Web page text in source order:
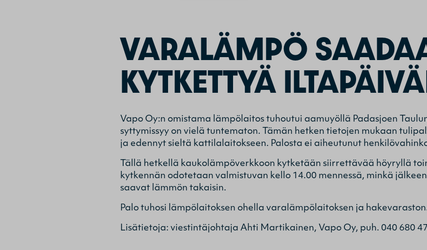
VARALÄMPÖ
KYTKETTYÄ
Vapo Oy:n omistama lämpölaitos tuhoutui aamuyöllä Padasjoen
syttymissyy on vielä tuntematon. Tämän hetken tietojen mukaan
ja edennyt sieltä kattilalaitokseen. Palosta ei aiheutunut
Tällä hetkellä kaukolämpöverkkoon kytketään siirrettävää höyryllä
kytkennän odotetaan valmistuvan kello 14.00 mennessä, minkä
saavat lämmön takaisin.
Palo tuhosi lämpölaitoksen ohella varalämpölaitoksen ja
Lisätietoja: viestintäjohtaja Ahti Martikainen, Vapo Oy, puh. 040 680